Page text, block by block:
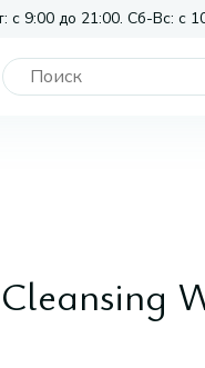
с 9:00 до 21:00. Сб-Вс: с